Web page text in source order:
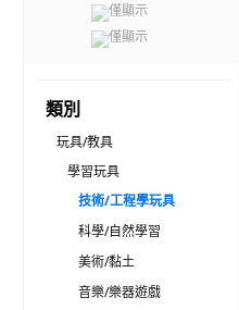
僅顯示
僅顯示
類別
玩具/教具
學習玩具
技術/工程學玩具
科學/自然學習
美術/黏土
音樂/樂器遊戲